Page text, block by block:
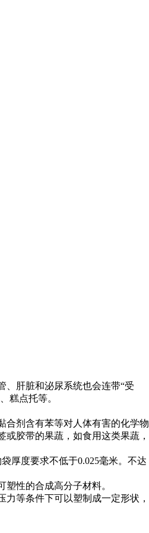
、肝脏和泌尿系统也会连带“受
糕点托等。
合剂含有苯等对人体有害的化学物
胶带的果蔬，如食用这类果蔬，
厚度要求不低于0.025毫米。不达
性的合成高分子材料。
等条件下可以塑制成一定形状，